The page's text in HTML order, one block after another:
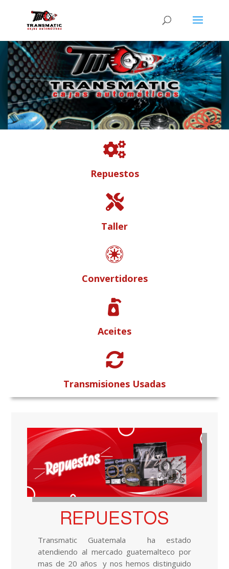

Repuestos

Taller

Convertidores

Aceites

Transmisiones Usadas
REPUESTOS
Transmatic Guatemala ha estado
atendiendo al mercado guatemalteco por
mas de 20 años y nos hemos distinguido